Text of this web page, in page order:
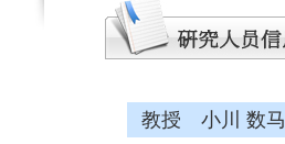
教授 小川 数马